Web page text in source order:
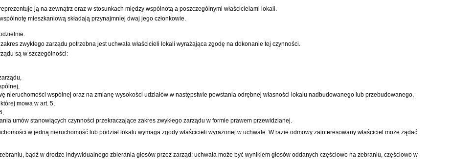
ją na zewnątrz oraz w stosunkach między wspólnotą a poszczególnymi właścicielami lokali.
mieszkaniową składają przynajmniej dwaj jego członkowie.
zwykłego zarządu potrzebna jest uchwała właścicieli lokali wyrażająca zgodę na dokonanie tej czynności.
są w szczególności:
nieruchomości wspólnej oraz na zmianę wysokości udziałów w następstwie powstania odrębnej własności lokalu nadbudowanego lub przebudowanego,
mowa w art. 5,
umów stanowiących czynności przekraczające zakres zwykłego zarządu w formie prawem przewidzianej.
w jedną nieruchomość lub podział lokalu wymaga zgody właścicieli wyrażonej w uchwale. W razie odmowy zainteresowany właściciel może żądać
bądź w drodze indywidualnego zbierania głosów przez zarząd; uchwała może być wynikiem głosów oddanych częściowo na zebraniu, częściowo w